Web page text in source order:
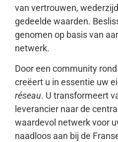
van vertrouwen,
gedeelde waarden.
genomen op basis van
netwerk.
Door een community
creëert u in essentie uw
réseau. U transformeert
leverancier naar de
waardevol netwerk voor
naadloos aan bij de